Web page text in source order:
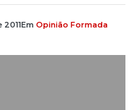
Em Opinião Formada